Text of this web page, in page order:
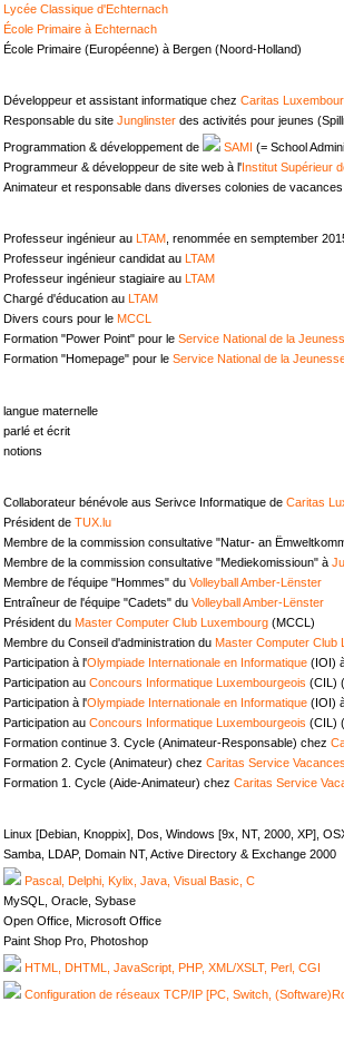
Lycée Classique d'Echternach
École Primaire à Echternach
École Primaire (Européenne) à Bergen (Noord-Holland)
Développeur et assistant informatique chez Caritas
Responsable du site Junglinster des activités pour jeunes
Programmation & développement de SAMI (= School
Programmeur & développeur de site web à l'Institut Supérieur
Animateur et responsable dans diverses colonies de
Professeur ingénieur au LTAM , renommée en semptember
Professeur ingénieur candidat au
LTAM
Professeur ingénieur stagiaire au
LTAM
Chargé d'éducation au
LTAM
Divers cours pour le MCCL
Formation "Power Point" pour le Service National de la
Formation "Homepage" pour le Service National de la
langue maternelle
parlé et écrit
notions
Collaborateur bénévole aus Serivce Informatique de Caritas
Président de TUX.lu
Membre de la commission consultative "Natur- an
Membre de la commission consultative "Mediekomissioun" à
Membre de l'équipe "Hommes" du Volleyball Amber-Lënster
Entraîneur de l'équipe "Cadets" du Volleyball Amber-Lënster
Président du Master Computer Club Luxembourg (MCCL)
Membre du Conseil d'administration du Master Computer Club
Participation à l'Olympiade Internationale en Informatique (IOI)
Participation au Concours Informatique Luxembourgeois (CIL)
Participation à l'Olympiade Internationale en Informatique (IOI)
Participation au Concours Informatique Luxembourgeois (CIL)
Formation continue 3. Cycle (Animateur-Responsable) chez
Formation 2. Cycle (Animateur) chez Caritas Service Vacances
Formation 1. Cycle (Aide-Animateur) chez Caritas Service
Linux [Debian, Knoppix], Dos, Windows [9x, NT, 2000, XP],
Samba, LDAP, Domain NT, Active Directory & Exchange 2000
Pascal, Delphi, Kylix, Java, Visual Basic, C
MySQL, Oracle, Sybase
Open Office, Microsoft Office
Paint Shop Pro, Photoshop
HTML, DHTML, JavaScript, PHP, XML/XSLT, Perl, CGI
Configuration de réseaux TCP/IP [PC, Switch,